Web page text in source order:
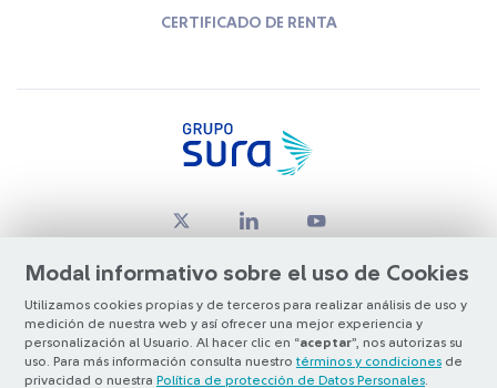
Modal informativo sobre el uso de Cookies
Utilizamos cookies propias y de terceros para realizar análisis de uso y
medición de nuestra web y así ofrecer una mejor experiencia y
personalización al Usuario. Al hacer clic en “aceptar”, nos autorizas su
uso. Para más información consulta nuestro términos y condiciones de
privacidad o nuestra Política de protección de Datos Personales
CERTIFICADO DE RENTA
© Copyright Grupo SURA 2026